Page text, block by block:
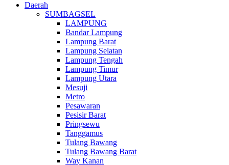
Daerah
SUMBAGSEL
LAMPUNG
Bandar Lampung
Lampung Barat
Lampung Selatan
Lampung Tengah
Lampung Timur
Lampung Utara
Mesuji
Metro
Pesawaran
Pesisir Barat
Pringsewu
Tanggamus
Tulang Bawang
Tulang Bawang Barat
Way Kanan